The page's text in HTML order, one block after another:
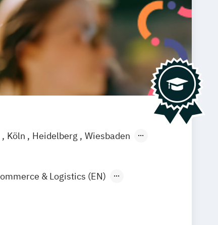
Köln Heidelberg
Wiesbaden
& Logistics (EN)